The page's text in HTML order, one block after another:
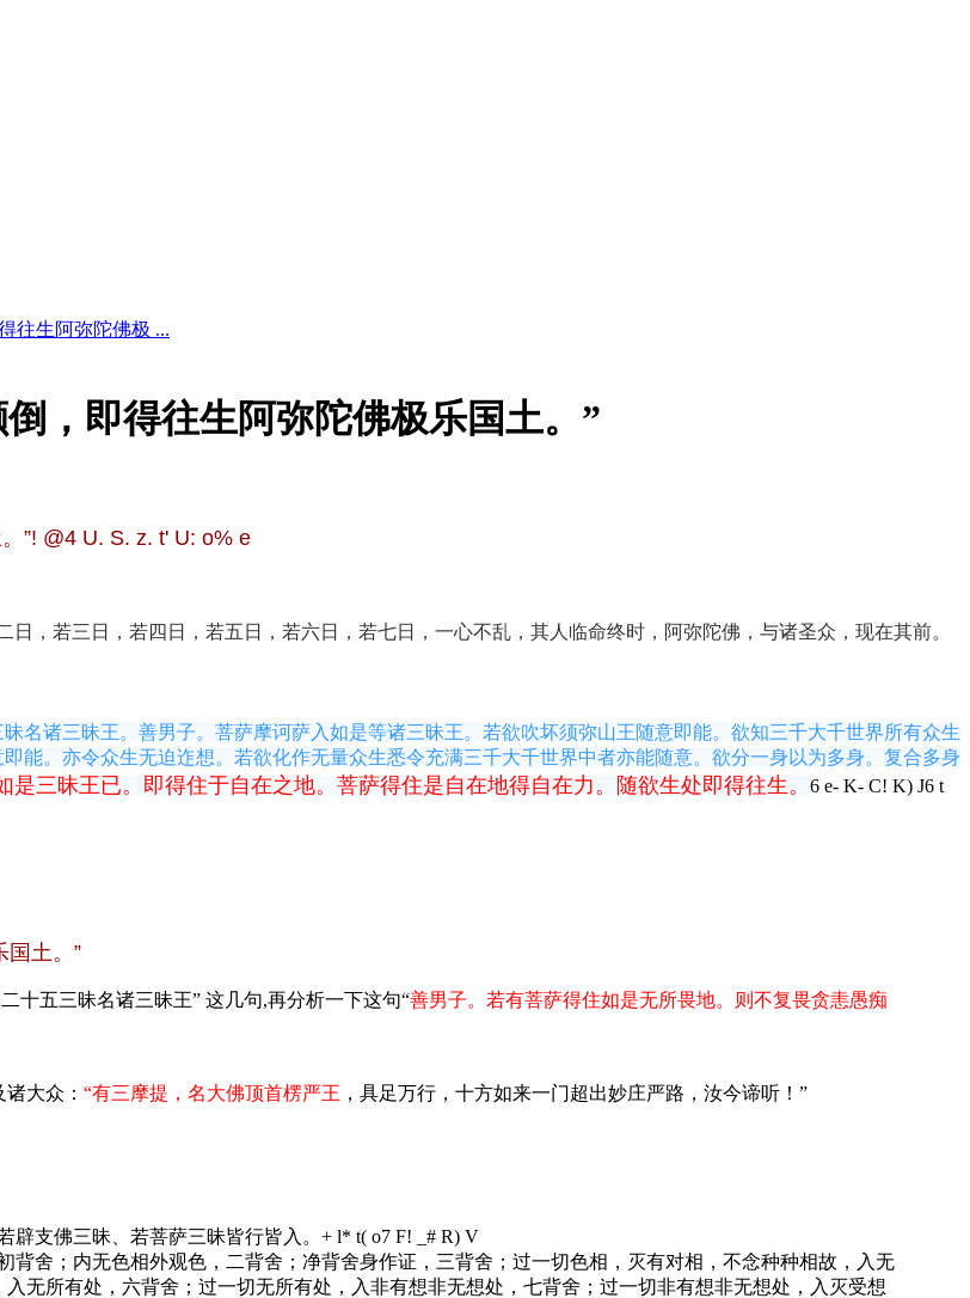
往生阿弥陀佛极 ...
，即得往生阿弥陀佛极乐国土。”
”! @4 U. S. z. t' U: o% e
日，若三日，若四日，若五日，若六日，若七日，一心不乱， 其人临命终时 ，阿弥陀佛，与诸圣众，现在其前。
名诸三昧王。善男子。菩萨摩诃萨入如是等诸三昧王。若欲吹坏须弥山王随意即能。欲知三千大千世界所有众生
能。亦令众生无迫迮想。若欲化作无量众生悉令充满三千大千世界中者亦能随意。欲分一身以为多身。复合多身
是三昧王已。即得住于自在之地。菩萨得住是自在地得自在力。随欲生处即得往生。 6 e- K- C! K) J6 t
国土。”
十五三昧名诸三昧王” 这几句,再分析一下这句“善男子。若有菩萨得住如是无所畏地。则不复畏贪恚愚痴
大众： “有三摩提，名大佛顶首楞严王 ，具足万行，十方如来一门超出妙庄严路，汝今谛听！”
支佛三昧、若菩萨三昧皆行皆入。 + l* t( o7 F! _# R) V
背舍；内无色相外观色，二背舍；净背舍身作证，三背舍；过一切色相，灭有对相，不念种种相故，入无
无所有处，六背舍；过一切无所有处，入非有想非无想处，七背舍；过一切非有想非无想处，入灭受想